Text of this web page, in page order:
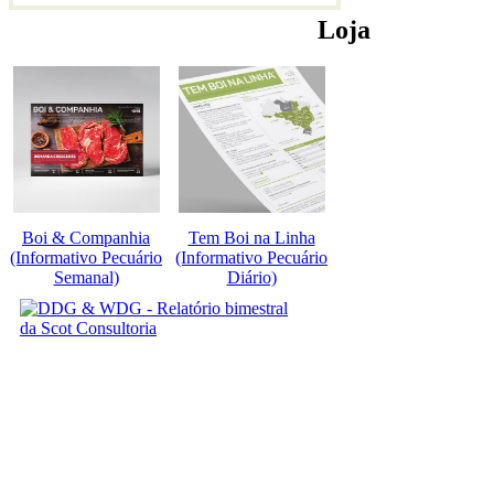
Loja
Boi & Companhia
(Informativo Pecuário
Semanal)
Tem Boi na Linha
(Informativo Pecuário
Diário)